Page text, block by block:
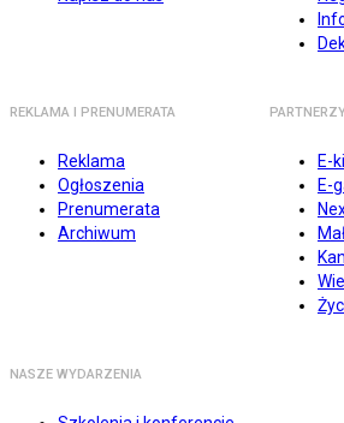
REKLAMA I PRENUMERATA
Reklama
Ogłoszenia
Prenumerata
Archiwum
E-
E-
NASZE WYDARZENIA